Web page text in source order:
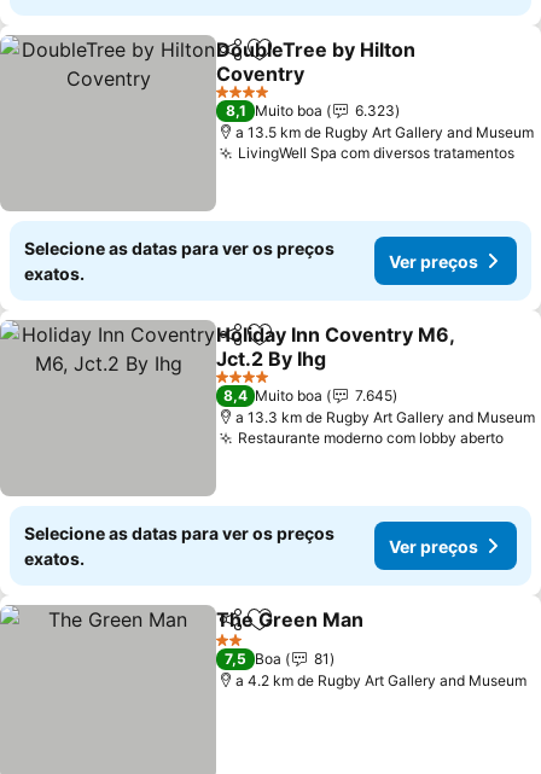
PartilharAdicionar aos favoritos
DoubleTree by Hilton
Coventry
Ver preços
4 Estrelas
8,1 Muito boa
6.323
a 13.5 km de Rugby Art Gallery and Museum
LivingWell Spa com diversos tratamentos
Selecione as datas para ver os preços
exatos.
Ver preços
PartilharAdicionar aos favoritos
Holiday Inn Coventry M6,
Jct.2 By Ihg
Ver preços
4 Estrelas
8,4 Muito boa
7.645
a 13.3 km de Rugby Art Gallery and Museum
Restaurante moderno com lobby abertoVer
Selecione as datas para ver os preços
exatos.
Ver preços
PartilharAdicionar aos favoritos
The Green Man
2 Estrelas
7,5 Boa
81
a 4.2 km de Rugby Art Gallery and Museum